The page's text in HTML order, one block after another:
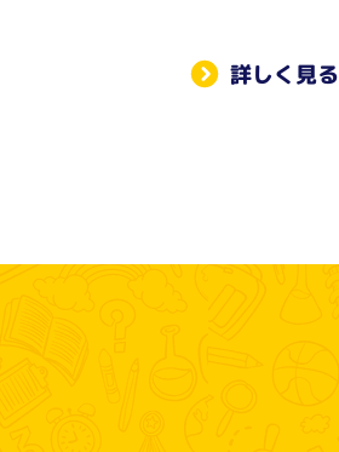
詳しく見る